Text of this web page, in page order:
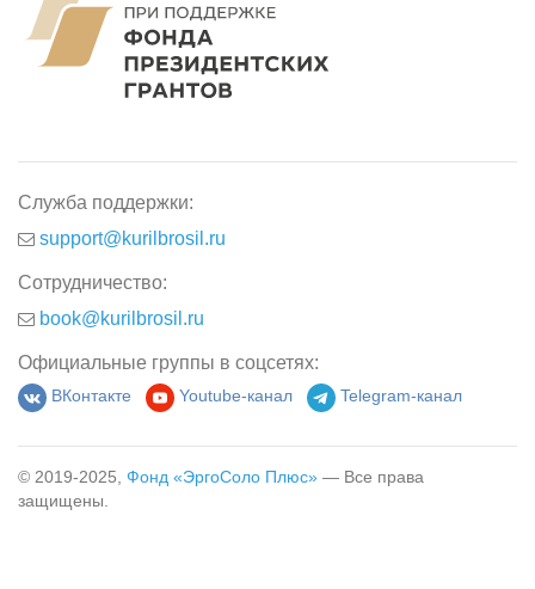
Служба поддержки:
support@kurilbrosil.ru
Сотрудничество:
book@kurilbrosil.ru
Официальные группы в соцсетях:
ВКонтакте Youtube-канал Telegram-канал
© 2019-2025, Фонд «ЭргоСоло Плюс» — Все права
защищены.